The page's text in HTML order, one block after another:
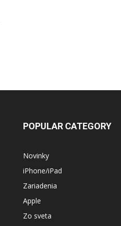
POPULAR CATEGORY
Novinky
iPhone/iPad
Zariadenia
Apple
Zo sveta